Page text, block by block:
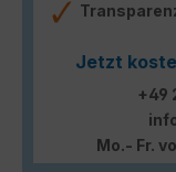
Jetzt
+49
Mo.- Fr.